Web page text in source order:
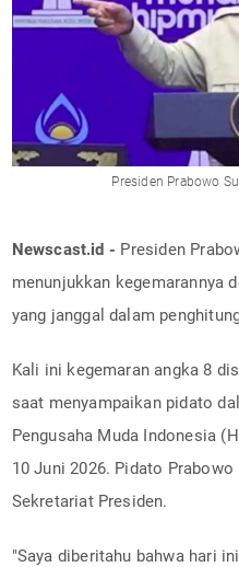
Presiden Prabowo
Newscast.id - Presiden
menunjukkan kegemarannya
yang janggal dalam
Kali ini kegemaran angka 8
saat menyampaikan pidato
Pengusaha Muda Indonesia
10 Juni 2026. Pidato
Sekretariat Presiden.
"Saya diberitahu bahwa hari